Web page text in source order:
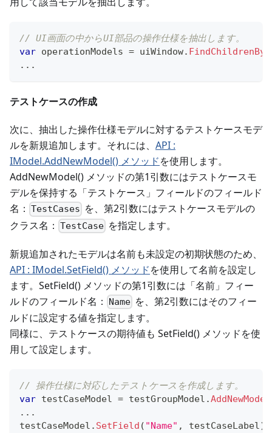
// UI画面の中からUI部品の操作仕様を抽出します。
var operationModels = uiWindow.
.. .
テストケースの作成
次に、抽出した操作仕様モデルに対するテストケースモデ
ルを新規追加します。それには、 API :
IModel.AddNewModel() メソッドを使用します。
AddNewModel() メソッドの第1引数にはテストケースモ
デルを保持する「テストケース」フィールドのフィールド
名： TestCases を、第2引数にはテストケースモデルの
クラス名： TestCase を指定します。
新規追加されたモデルは名前も未設定の初期状態のため、
API : IModel.SetField() メソッドを使用して名前を設定し
ます。SetField() メソッドの第1引数には「名前」フィー
ルドのフィールド名：
Name を、第2引数にはそのフィー
ルドに設定する値を指定します。
同様に、テストケースの期待値も SetField() メソッドを使
用して設定します。
// 操作仕様に対応したテストケースを作成します。
var testCaseModel = testGroupModel .AddNewModel
.. .
testCaseModel . SetField ( "Name" , testCaseLabel)